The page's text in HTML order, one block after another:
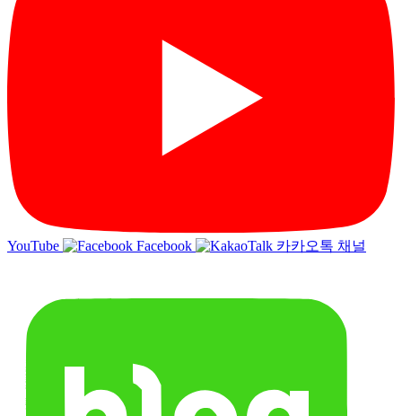
YouTube Facebook 카카오톡 채널